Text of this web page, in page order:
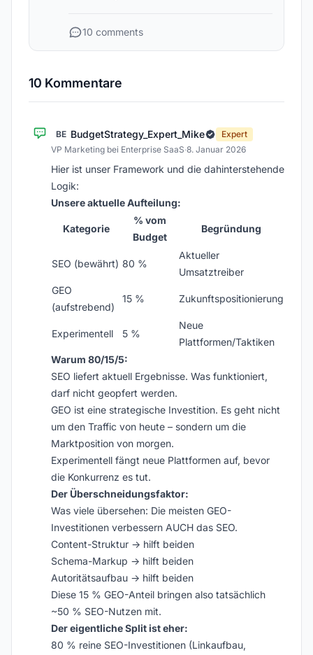
10 comments
10 Kommentare
BE BudgetStrategy_Expert_Mike
Expert
VP Marketing bei Enterprise SaaS·8. Januar 2026
Hier ist unser Framework und die dahinterstehende
Logik:
Unsere aktuelle Aufteilung:
Kategorie
% vom
Budget
Begründung
SEO (bewährt) 80 %
Aktueller
Umsatztreiber
GEO
(aufstrebend)
15 % Zukunftspositionierung
Experimentell 5 %
Neue
Plattformen/Taktiken
Warum 80/15/5:
SEO liefert aktuell Ergebnisse. Was funktioniert,
darf nicht geopfert werden.
GEO ist eine strategische Investition. Es geht nicht
um den Traffic von heute – sondern um die
Marktposition von morgen.
Experimentell fängt neue Plattformen auf, bevor
die Konkurrenz es tut.
Der Überschneidungsfaktor:
Was viele übersehen: Die meisten GEO-
Investitionen verbessern AUCH das SEO.
Content-Struktur → hilft beiden
Schema-Markup → hilft beiden
Autoritätsaufbau → hilft beiden
Diese 15 % GEO-Anteil bringen also tatsächlich
~50 % SEO-Nutzen mit.
Der eigentliche Split ist eher:
80 % reine SEO-Investitionen (Linkaufbau,